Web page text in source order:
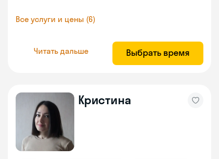
Все услуги и цены (6)
Читать дальше Выбрать время
Кристина